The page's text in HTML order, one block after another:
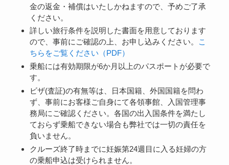
金の返金・補償はいたしかねますので、予めご了承
ください。
詳しい旅行条件を説明した書面を用意しております
ので、事前にご確認の上、お申し込みください。
こ
ちらをご覧ください（PDF）
乗船には有効期限が6か月以上のパスポートが必要で
す。
ビザ(査証)の有無等は、日本国籍、外国国籍を問わ
ず、事前にお客様ご自身にて各領事館、入国管理事
務局にご確認ください。各国の出入国条件を満たし
ておらず乗船できない場合も弊社では一切の責任を
負いません。
クルーズ終了時までに妊娠第24週目に入る妊婦の方
の乗船申込は受けられません。